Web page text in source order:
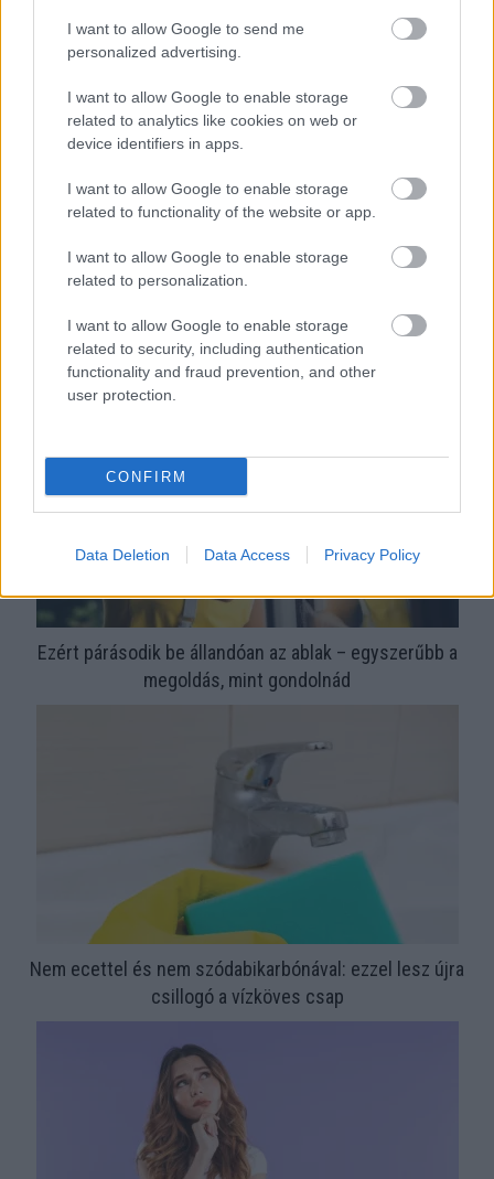
I want to allow Google to send me
personalized advertising.
I want to allow Google to enable storage
related to analytics like cookies on web or
device identifiers in apps.
I want to allow Google to enable storage
related to functionality of the website or app.
I want to allow Google to enable storage
related to personalization.
I want to allow Google to enable storage
related to security, including authentication
functionality and fraud prevention, and other
user protection.
CONFIRM
Data Deletion Data Access Privacy Policy
söpörd a szőnyeg alá
Ezért párásodik be állandóan az ablak – egyszerűbb a
megoldás, mint gondolnád
Nem ecettel és nem szódabikarbónával: ezzel lesz újra
csillogó a vízköves csap